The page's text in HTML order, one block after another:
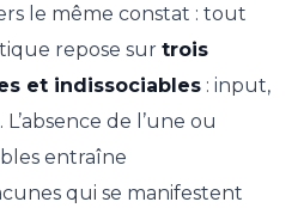
le même constat : tout
repose sur trois
et indissociables : input,
de l’une ou
entraîne
qui se manifestent